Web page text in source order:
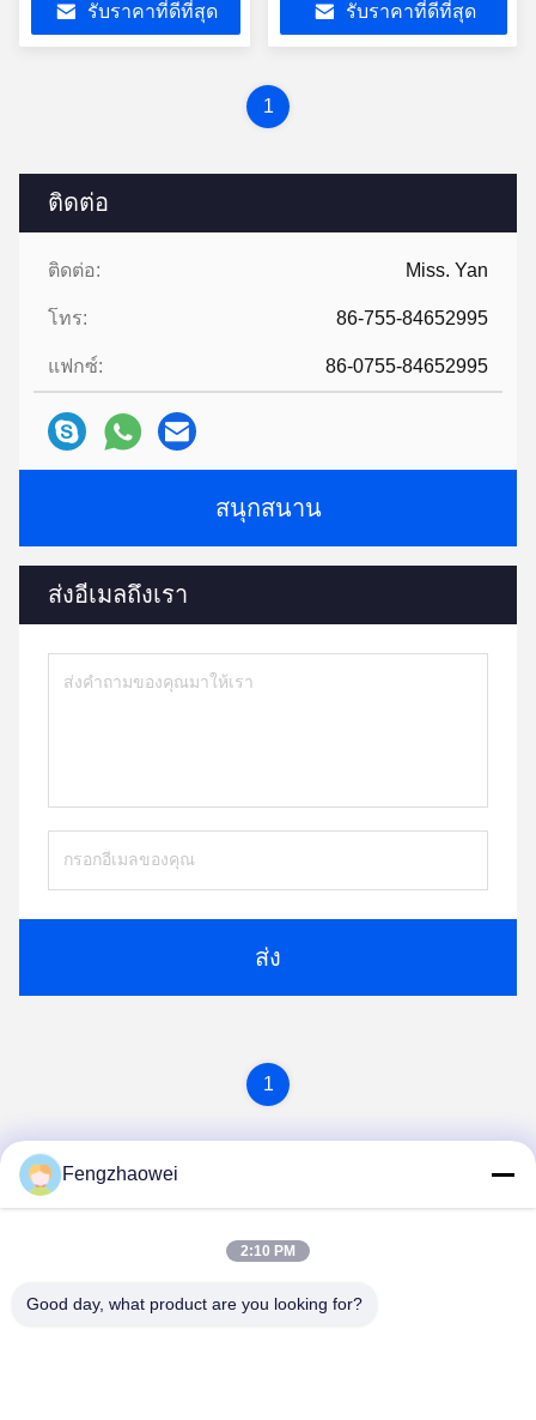
ติดต่อ
ติดต่อ: Miss. Yan
โทร: 86-755-84652995
แฟกซ์: 86-0755-84652995
สนุกสนาน
ส่งอีเมลถึงเรา
ส่ง
รับราคาที่ดีที่สุด
รับราคาที่ดีที่สุด
1
1
Shenzhen Fengzhaowei Technology Co.,Ltd
Fengzhaowei
2:10 PM
Good day, what product are you looking for?